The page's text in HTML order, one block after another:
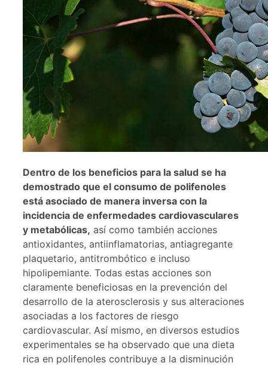
Dentro de los beneficios para la salud se ha
demostrado que el consumo de polifenoles
está asociado de manera inversa con la
incidencia de enfermedades cardiovasculares
y metabólicas, así como también acciones
antioxidantes, antiinflamatorias, antiagregante
plaquetario, antitrombótico e incluso
hipolipemiante. Todas estas acciones son
claramente beneficiosas en la prevención del
desarrollo de la aterosclerosis y sus alteraciones
asociadas a los factores de riesgo
cardiovascular. Así mismo, en diversos estudios
experimentales se ha observado que una dieta
rica en polifenoles contribuye a la disminución